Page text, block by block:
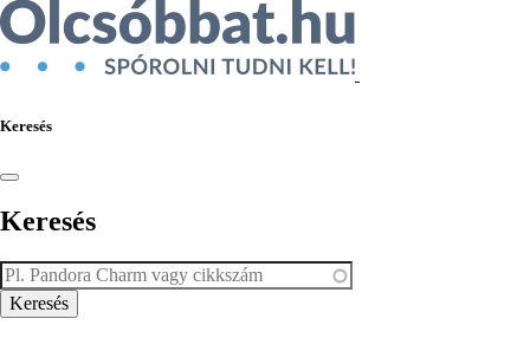
Keresés
Keresés